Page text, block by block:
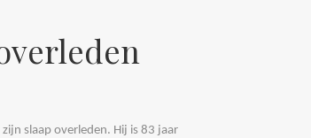
slaap overleden. Hij is 83 jaar